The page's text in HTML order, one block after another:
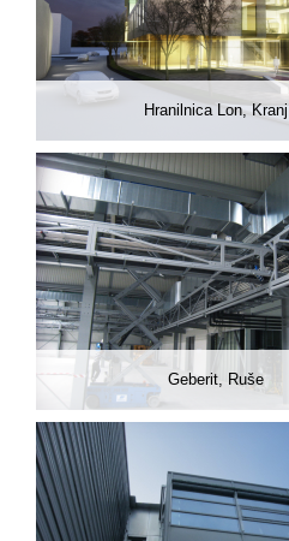
Hranilnica Lon, Kranj
Geberit, Ruše